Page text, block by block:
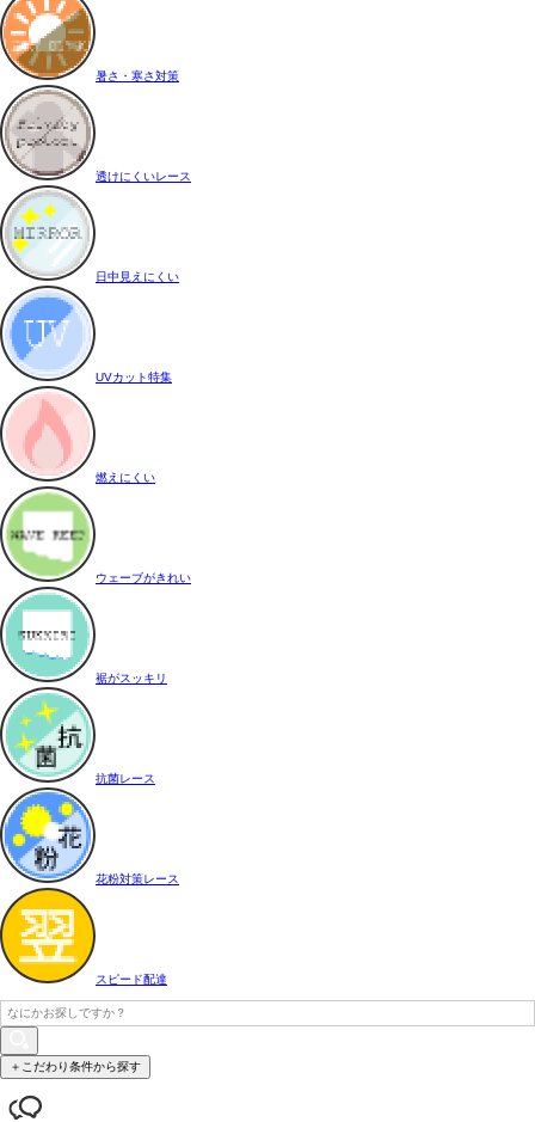
暑さ・寒さ対策
透けにくいレース
日中見えにくい
UVカット特集
燃えにくい
ウェーブがきれい
裾がスッキリ
抗菌レース
花粉対策レース
スピード配達
＋こだわり条件から探す